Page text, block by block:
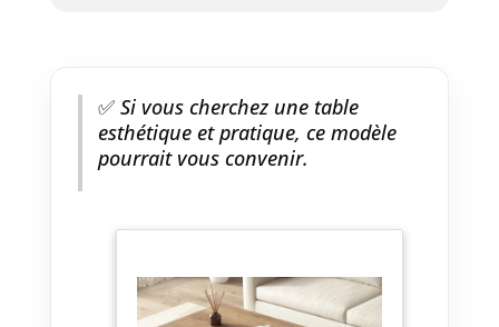
✅Si vous cherchez une table
esthétique et pratique, ce modèle
pourrait vous convenir.